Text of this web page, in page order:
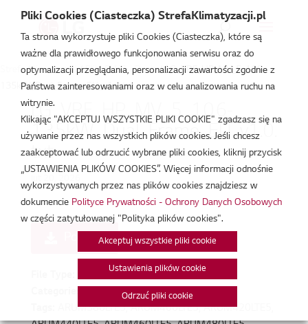
Strefa Klimatyzacji /Pliki DWG i Revit/LG_VRF_HP_MV_5_106-
135kW_Dual_Frame_EU_v1.0.txt
LG_VRF_HP_MV_5_106-
135kW_Dual_Frame_EU_v1.0.
txt
Pobierz
Pliki DWG i Revit
ARUM380LTE5, ARUM400LTE5, ARUM420LTE5,
Pliki Cookies (Ciasteczka) StrefaKlimatyzacji.pl
Ta strona wykorzystuje pliki Cookies (Ciasteczka), które są
ważne dla prawidłowego funkcjonowania serwisu oraz do
optymalizacji przeglądania, personalizacji zawartości zgodnie z
Państwa zainteresowaniami oraz w celu analizowania ruchu na
witrynie.
Klikając "AKCEPTUJ WSZYSTKIE PLIKI COOKIE" zgadzasz się na
używanie przez nas wszystkich plików cookies. Jeśli chcesz
zaakceptować lub odrzucić wybrane pliki cookies, kliknij przycisk
„USTAWIENIA PLIKÓW COOKIES”. Więcej informacji odnośnie
wykorzystywanych przez nas plików cookies znajdziesz w
dokumencie Polityce Prywatności - Ochrony Danych Osobowych
w części zatytułowanej "Polityka plików cookies".
Akceptuj wszystkie pliki cookie
Ustawienia plików cookie
Odrzuć pliki cookie